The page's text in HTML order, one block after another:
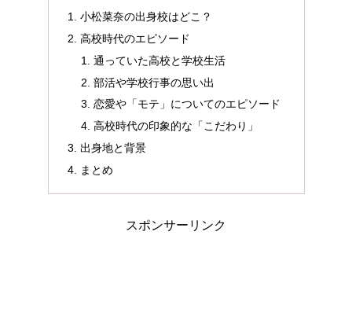
小松菜奈の出身校はどこ？
高校時代のエピソード
通っていた高校と学校生活
部活や学校行事の思い出
恋愛や「モテ」についてのエピソード
高校時代の印象的な「こだわり」
出身地と背景
まとめ
スポンサーリンク